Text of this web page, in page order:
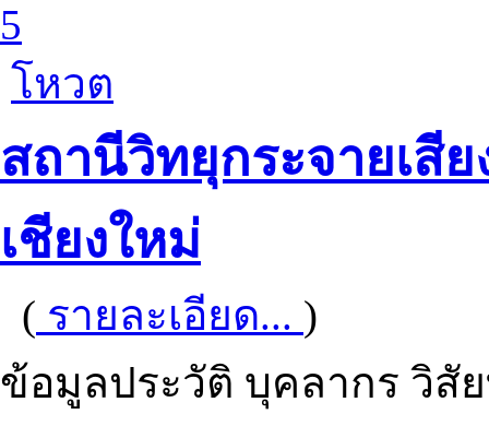
5
โหวต
สถานีวิทยุกระจายเสี
เชียงใหม่
( รายละเอียด... )
ข้อมูลประวัติ บุคลากร วิสั